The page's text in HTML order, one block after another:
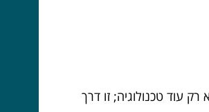
עוד טכנולוגיה; זו דרך